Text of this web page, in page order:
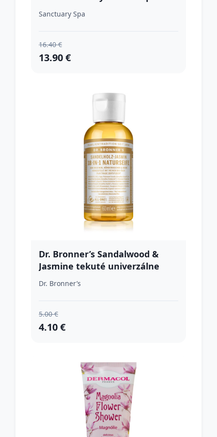
vyživujúcim účinkom 200 ml
Sanctuary Spa
16.40 €
13.90 €
Dr. Bronner’s Sandalwood &
Jasmine tekuté univerzálne
mydlo 60 ml
Dr. Bronner’s
5.00 €
4.10 €